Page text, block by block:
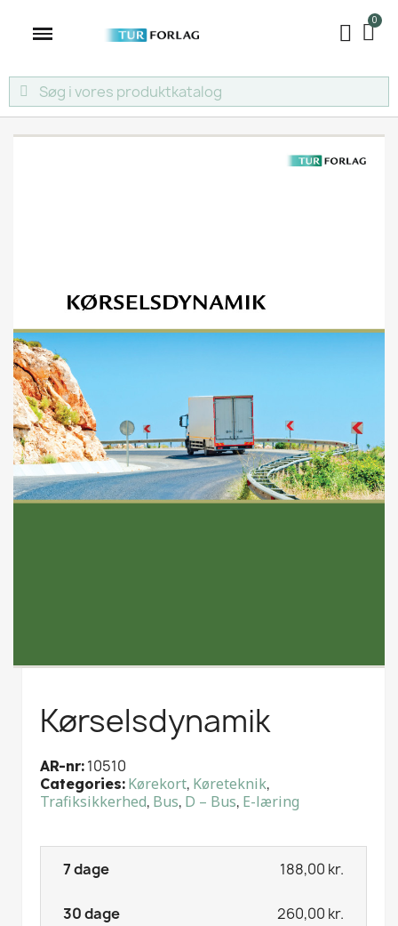
Kørselsdynamik
AR-nr 10510
Categories Kørekort, Køreteknik,
Trafiksikkerhed, Bus, D – Bus, E-læring
188,00 kr.
260,00 kr.